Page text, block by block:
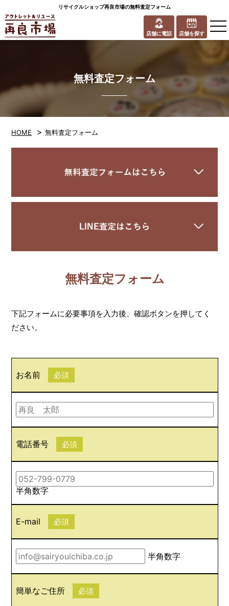
リサイクルショップ再良市場の無料査定フォーム
店舗に電話 店舗を探す
無料査定フォーム
HOME >無料査定フォーム
無料査定フォーム
下記フォームに必要事項を入力後、確認ボタンを押してく
ださい。
お名前 必須
電話番号 必須
半角数字
E-mail 必須
半角数字
簡単なご住所 必須